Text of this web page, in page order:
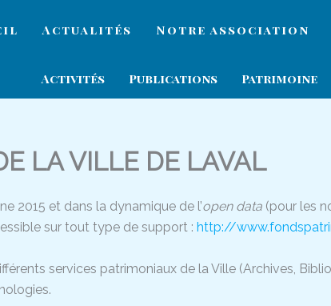
Actualités Notre association
Activités Publications Patrimoine
LA VILLE DE LAVAL
2015 et dans la dynamique de l’open data (pour les
sur tout type de support : http://
services patrimoniaux de la Ville (Archives,